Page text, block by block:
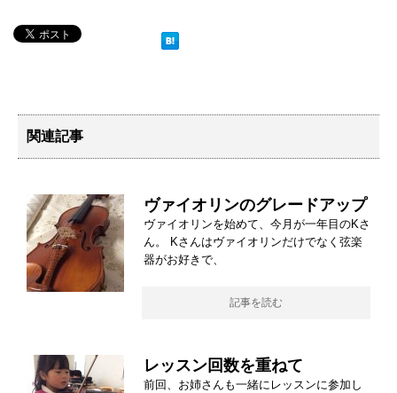
関連記事
ヴァイオリンのグレードアップ
ヴァイオリンを始めて、今月が一年目のKさ
ん。 Kさんはヴァイオリンだけでなく弦楽
器がお好きで、
記事を読む
レッスン回数を重ねて
前回、お姉さんも一緒にレッスンに参加し